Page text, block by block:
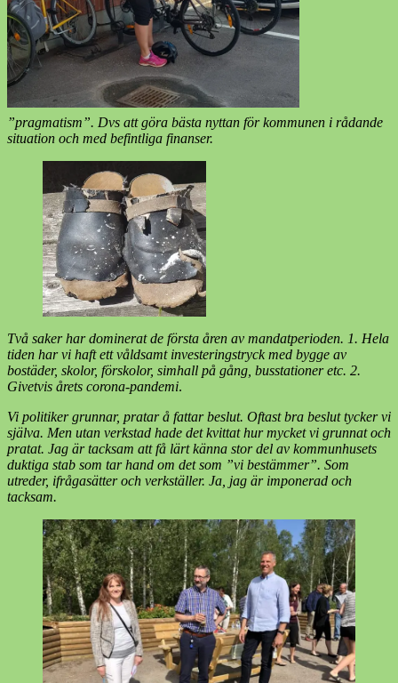
”pragmatism”. Dvs att göra bästa nyttan för kommunen i rådande
situation och med befintliga finanser.
Två saker har dominerat de första åren av mandatperioden. 1. Hela
tiden har vi haft ett våldsamt investeringstryck med bygge av
bostäder, skolor, förskolor, simhall på gång, busstationer etc. 2.
Givetvis årets corona-pandemi.
Vi politiker grunnar, pratar å fattar beslut. Oftast bra beslut tycker vi
själva. Men utan verkstad hade det kvittat hur mycket vi grunnat och
pratat. Jag är tacksam att få lärt känna stor del av kommunhusets
duktiga stab som tar hand om det som ”vi bestämmer”. Som
utreder, ifrågasätter och verkställer. Ja, jag är imponerad och
tacksam.